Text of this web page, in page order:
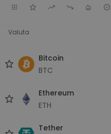
Valuta
Bitcoin
BTC
Ethereum
ETH
Tether